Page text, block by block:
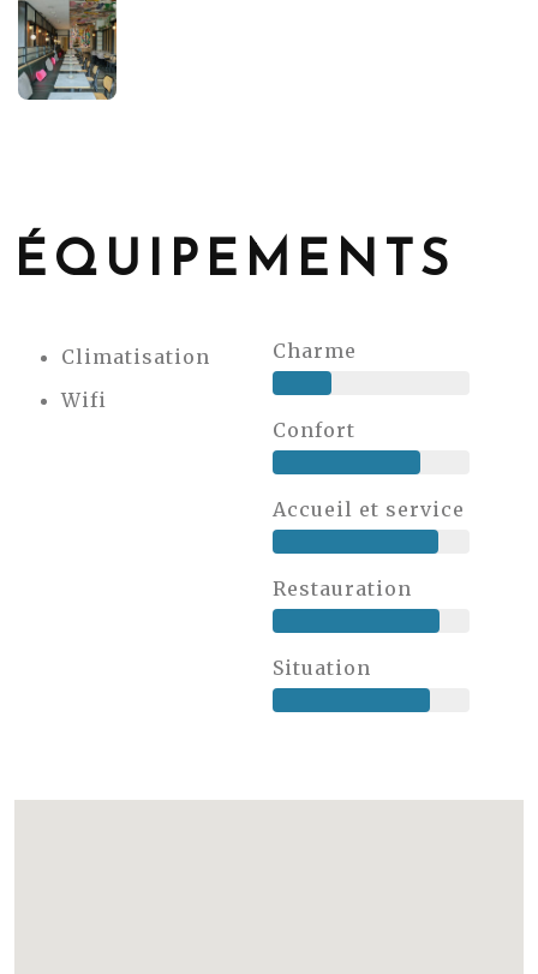
ÉQUIPEMENTS
Climatisation
Wifi
Charme
Confort
Accueil et service
Restauration
Situation